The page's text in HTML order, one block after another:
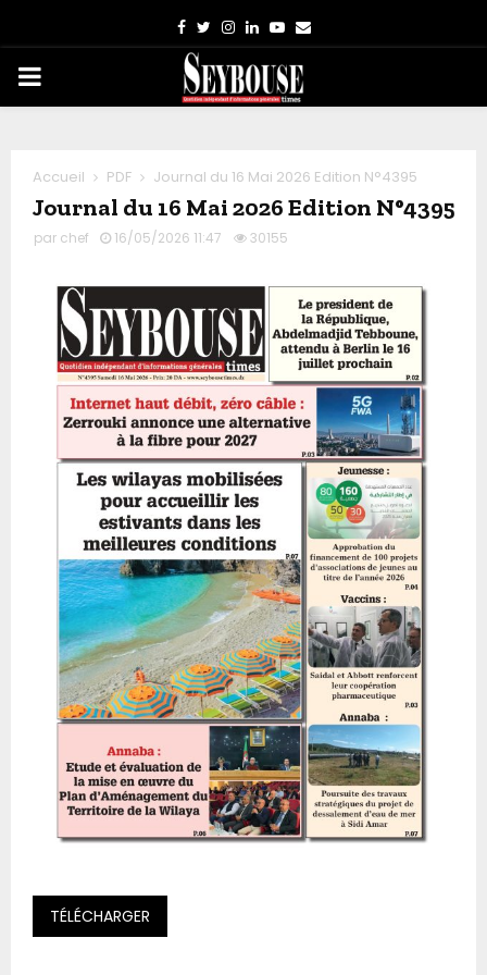
Facebook
TwitterInstagram
LinkedinYoutube
Email
PRIMARY
Accueil PDF Journal du 16 Mai 2026 Edition N°4395
Journal du 16 Mai 2026 Edition N°4395
par chef 16/05/2026 11:47 30155
TÉLÉCHARGER